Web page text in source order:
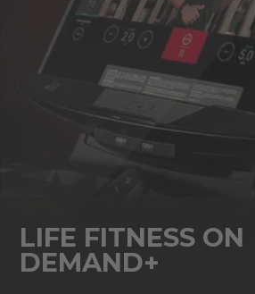
LIFE FITNESS ON
DEMAND+